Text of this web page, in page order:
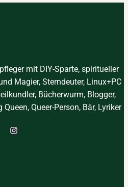
mit DIY-Sparte, spiritueller
Magier, Sterndeuter, Linux+PC
Bücherwurm, Blogger,
Queer-Person, Bär, Lyriker
Instagram